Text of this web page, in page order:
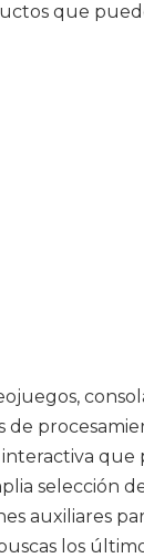
que
selección
auxiliares
los